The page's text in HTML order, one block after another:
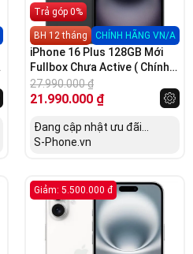
Trả góp 0%
BH 12 tháng CHÍNH HÃNG VN/A
iPhone 16 Plus 128GB Mới
Fullbox Chưa Active ( Chính
Hãng VN/A)
27.990.000₫
21.990.000 ₫
Đang cập nhật ưu đãi...
S-Phone.vn
Giảm: 5.500.000 đ